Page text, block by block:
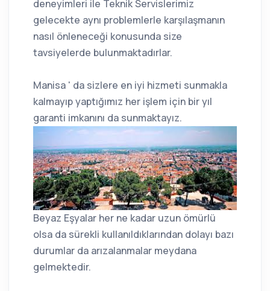
deneyimleri ile Teknik Servislerimiz
gelecekte aynı problemlerle karşılaşmanın
nasıl önleneceği konusunda size
tavsiyelerde bulunmaktadırlar.
Manisa ' da sizlere en iyi hizmeti sunmakla
kalmayıp yaptığımız her işlem için bir yıl
garanti imkanını da sunmaktayız.
Beyaz Eşyalar her ne kadar uzun ömürlü
olsa da sürekli kullanıldıklarından dolayı bazı
durumlar da arızalanmalar meydana
gelmektedir.